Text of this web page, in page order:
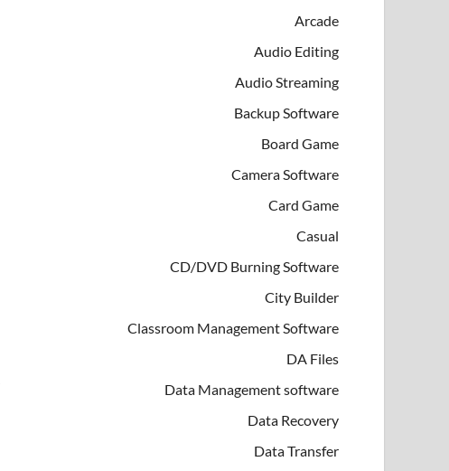
Arcade
Audio Editing
Audio Streaming
Backup Software
Board Game
Camera Software
Card Game
Casual
CD/DVD Burning Software
City Builder
Classroom Management Software
DA Files
Data Management software
Data Recovery
Data Transfer